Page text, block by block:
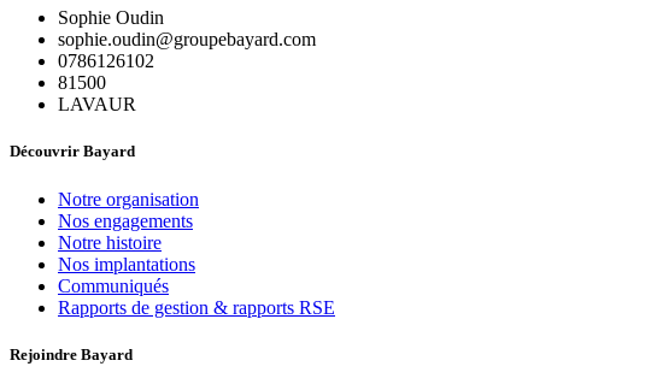
Sophie Oudin
sophie.oudin@groupebayard.com
0786126102
81500
LAVAUR
Découvrir Bayard
Notre organisation
Nos engagements
Notre histoire
Nos implantations
Communiqués
Rapports de gestion & rapports RSE
Rejoindre Bayard